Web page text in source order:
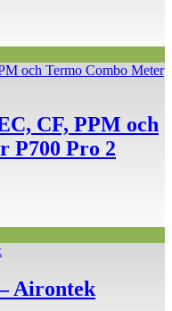
CF, PPM och
P700 Pro 2
Airontek